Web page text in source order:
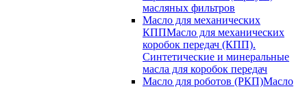
масляных фильтров
Масло для механических
КППМасло для механических
коробок передач (КПП).
Синтетические и минеральные
масла для коробок передач
Масло для роботов (РКП)Масло